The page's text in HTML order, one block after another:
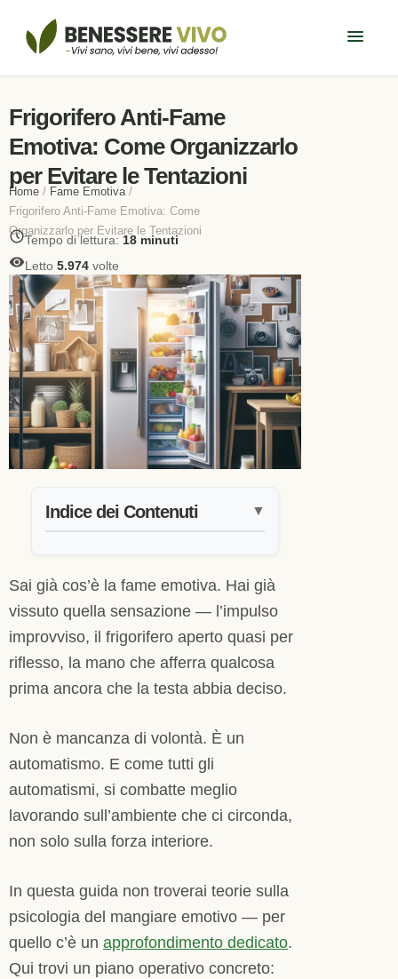
Frigorifero Anti-Fame
Emotiva: Come Organizzarlo
per Evitare le Tentazioni
Home / Fame Emotiva /
Frigorifero Anti-Fame Emotiva: Come
Organizzarlo per Evitare le Tentazioni
Tempo di lettura:18 minuti
Letto 5.974 volte
Indice dei Contenuti ▼
Sai già cos’è la fame emotiva. Hai già
vissuto quella sensazione — l’impulso
improvviso, il frigorifero aperto quasi per
riflesso, la mano che afferra qualcosa
prima ancora che la testa abbia deciso.
Non è mancanza di volontà. È un
automatismo. E come tutti gli
automatismi, si combatte meglio
lavorando sull’ambiente che ci circonda,
non solo sulla forza interiore.
In questa guida non troverai teorie sulla
psicologia del mangiare emotivo — per
quello c’è un approfondimento dedicato.
Qui trovi un piano operativo concreto: